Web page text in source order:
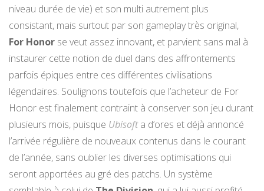
niveau durée de vie) et son multi autrement plus
consistant, mais surtout par son gameplay très original,
For Honor se veut assez innovant, et parvient sans mal à
instaurer cette notion de duel dans des affrontements
parfois épiques entre ces différentes civilisations
légendaires. Soulignons toutefois que l’acheteur de For
Honor est finalement contraint à conserver son jeu durant
plusieurs mois, puisque Ubisofta d’ores et déjà annoncé
l’arrivée régulière de nouveaux contenus dans le courant
de l’année, sans oublier les diverses optimisations qui
seront apportées au gré des patchs. Un système